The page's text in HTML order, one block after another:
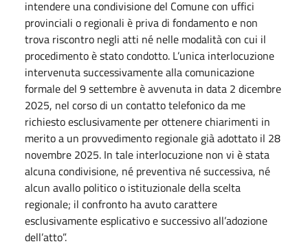
intendere una condivisione del Comune con uffici
provinciali o regionali è priva di fondamento e non
trova riscontro negli atti né nelle modalità con cui il
procedimento è stato condotto. L’unica interlocuzione
intervenuta successivamente alla comunicazione
formale del 9 settembre è avvenuta in data 2 dicembre
2025, nel corso di un contatto telefonico da me
richiesto esclusivamente per ottenere chiarimenti in
merito a un provvedimento regionale già adottato il 28
novembre 2025. In tale interlocuzione non vi è stata
alcuna condivisione, né preventiva né successiva, né
alcun avallo politico o istituzionale della scelta
regionale; il confronto ha avuto carattere
esclusivamente esplicativo e successivo all’adozione
dell’atto”.